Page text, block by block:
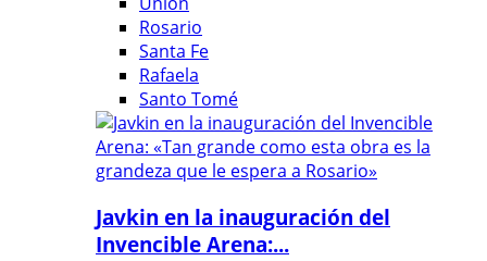
Rosario
Santa Fe
Rafaela
Santo Tomé
Javkin en la inauguración del
Invencible Arena:...